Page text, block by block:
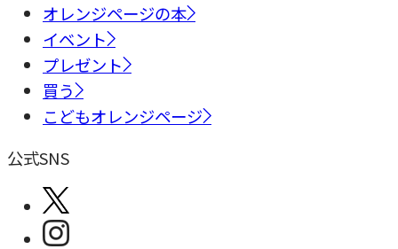
オレンジページの本
イベント
プレゼント
買う
こどもオレンジページ
公式SNS